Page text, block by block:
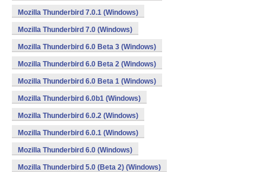
Mozilla Thunderbird 7.0.1 (Windows)
Mozilla Thunderbird 7.0 (Windows)
Mozilla Thunderbird 6.0 Beta 3 (Windows)
Mozilla Thunderbird 6.0 Beta 2 (Windows)
Mozilla Thunderbird 6.0 Beta 1 (Windows)
Mozilla Thunderbird 6.0b1 (Windows)
Mozilla Thunderbird 6.0.2 (Windows)
Mozilla Thunderbird 6.0.1 (Windows)
Mozilla Thunderbird 6.0 (Windows)
Mozilla Thunderbird 5.0 (Beta 2) (Windows)